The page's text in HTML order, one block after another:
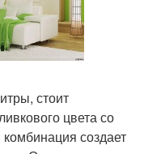
стоит
цвета со
создает